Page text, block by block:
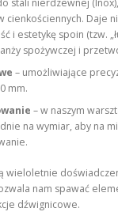
stali nierdzewnej
cienkościennych. Daje
i estetykę spoin (tzw.
spożywczej i
– umożliwiające
mm.
– w naszym
na wymiar, aby na
wieloletnie
nam spawać
dźwignicowe.